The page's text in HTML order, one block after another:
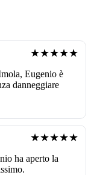
★★★★★
Eugenio è
danneggiare
★★★★★
ha aperto la